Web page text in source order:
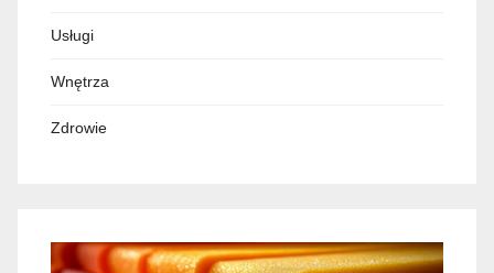
Usługi
Wnętrza
Zdrowie